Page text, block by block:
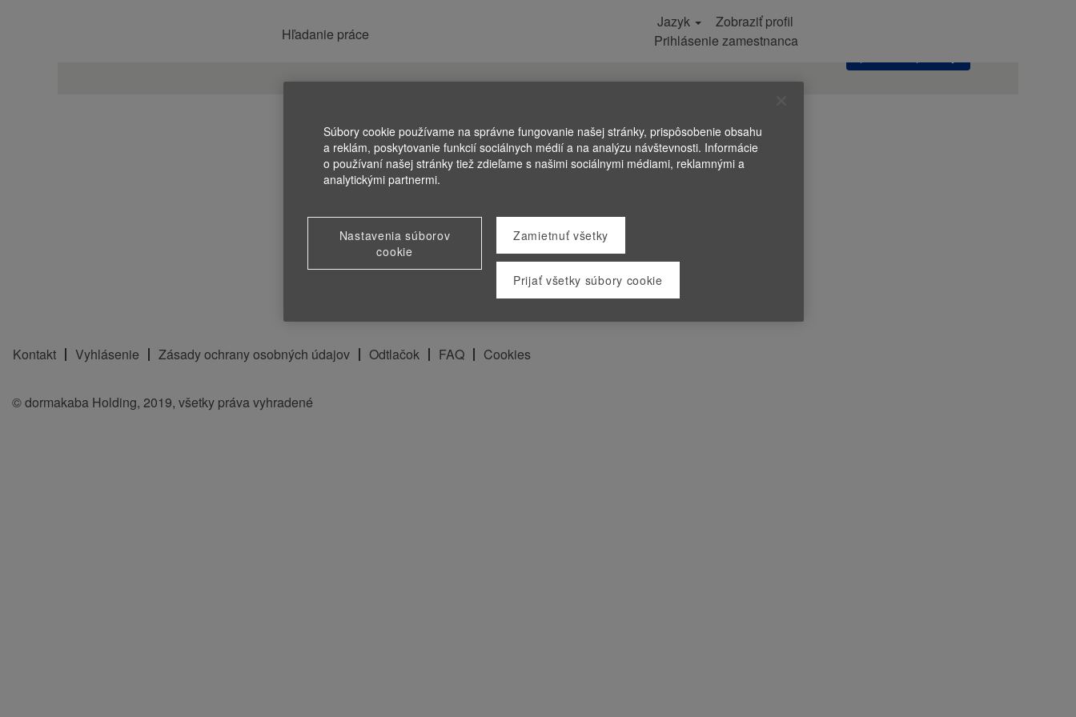
Hľadanie práce
Jazyk
Zobraziť profil
Prihlásenie zamestnanca
Kontakt Vyhlásenie Zásady ochrany osobných údajov Odtlačok FAQ Cookies
© dormakaba Holding, 2019, všetky práva vyhradené
Súbory cookie používame na správne fungovanie našej stránky, prispôsobenie obsahu
a reklám, poskytovanie funkcií sociálnych médií a na analýzu návštevnosti. Informácie
o používaní našej stránky tiež zdieľame s našimi sociálnymi médiami, reklamnými a
analytickými partnermi.
Nastavenia súborov
cookie
Zamietnuť všetky
Prijať všetky súbory cookie